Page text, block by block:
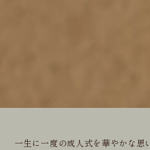
一生に一度の成人式を華やかな思